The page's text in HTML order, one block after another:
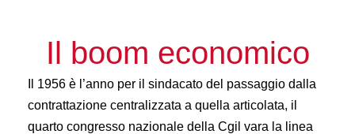
Il boom economico
Il 1956 è l’anno per il sindacato del passaggio dalla
contrattazione centralizzata a quella articolata, il
quarto congresso nazionale della Cgil vara la linea